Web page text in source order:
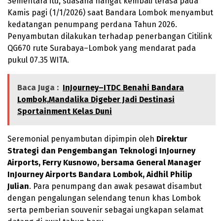
Kamis pagi (1/1/2026) saat Bandara Lombok menyambut
kedatangan penumpang perdana Tahun 2026.
Penyambutan dilakukan terhadap penerbangan Citilink
QG670 rute Surabaya–Lombok yang mendarat pada
pukul 07.35 WITA.
Baca Juga : InJourney–ITDC Benahi Bandara
Lombok,Mandalika Digeber Jadi Destinasi
Sportainment Kelas Duni
Seremonial penyambutan dipimpin oleh Direktur
Strategi dan Pengembangan Teknologi InJourney
Airports, Ferry Kusnowo, bersama General Manager
InJourney Airports Bandara Lombok, Aidhil Philip
Julian. Para penumpang dan awak pesawat disambut
dengan pengalungan selendang tenun khas Lombok
serta pemberian souvenir sebagai ungkapan selamat